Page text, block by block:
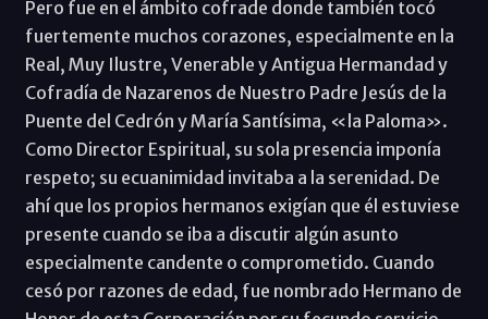
Pero fue en el ámbito cofrade donde también tocó
fuertemente muchos corazones, especialmente en la
Real, Muy Ilustre, Venerable y Antigua Hermandad y
Cofradía de Nazarenos de Nuestro Padre Jesús de la
Puente del Cedrón y María Santísima, «la Paloma».
Como Director Espiritual, su sola presencia imponía
respeto; su ecuanimidad invitaba a la serenidad. De
ahí que los propios hermanos exigían que él estuviese
presente cuando se iba a discutir algún asunto
especialmente candente o comprometido. Cuando
cesó por razones de edad, fue nombrado Hermano de